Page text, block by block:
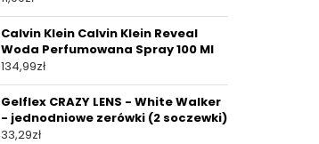
Calvin Klein Calvin Klein Reveal
Woda Perfumowana Spray 100 Ml
134,99zł
Gelflex CRAZY LENS - White Walker
- jednodniowe zerówki (2 soczewki)
33,29zł